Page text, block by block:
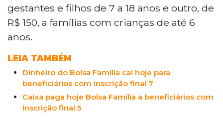
gestantes e filhos de 7 a 18 anos e outro, de
R$ 150, a famílias com crianças de até 6
anos.
LEIA TAMBÉM
Dinheiro do Bolsa Família cai hoje para
beneficiários com inscrição final 7
Caixa paga hoje Bolsa Família a beneficiários com
inscrição final 5